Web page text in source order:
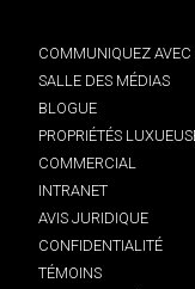
COMMUNIQUEZ AVEC
SALLE DES MÉDIAS
BLOGUE
PROPRIÉTÉS
COMMERCIAL
INTRANET
AVIS JURIDIQUE
CONFIDENTIALITÉ
TÉMOINS